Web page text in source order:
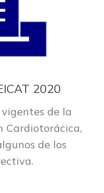
2020
de la
Cardiotorácica,
de los